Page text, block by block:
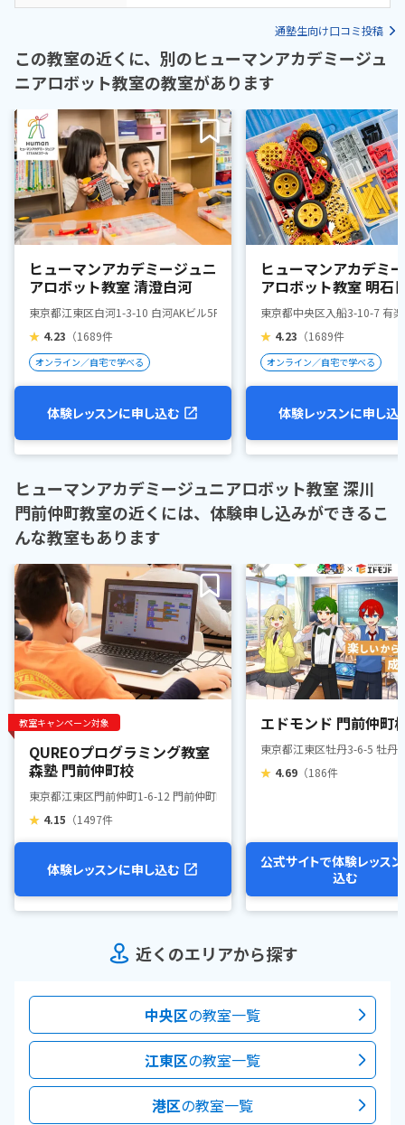
通塾生向け口コミ投稿
この教室の近くに、別のヒューマンアカデミージュ
ニアロボット教室の教室があります
ヒューマンアカデミージュニ
アロボット教室 清澄白河
東京都江東区白河1-3-10 白河AKビル5F
★ 4.23 （1689件
オンライン／自宅で学べる
体験レッスンに申し込む
ヒューマンアカデミ
アロボット教室 明石
東京都中央区入船3-10-7 有
★ 4.23 （1689件
オンライン／自宅で学べる
体験レッスンに申し込
ヒューマンアカデミージュニアロボット教室 深川
門前仲町教室の近くには、体験申し込みができるこ
んな教室もあります
教室キャンペーン対象
QUREOプログラミング教室
森塾 門前仲町校
東京都江東区門前仲町1-6-12 門前仲町MAビル4階
★ 4.15 （1497件
体験レッスンに申し込む
エドモンド 門前仲町
東京都江東区牡丹3-6-5 牡丹
★ 4.69 （186件
公式サイトで体験レッス
込む
近くのエリアから探す
中央区の教室一覧
江東区の教室一覧
港区の教室一覧